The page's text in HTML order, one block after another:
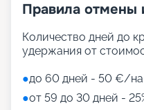
Правила отмены
Количество дней до
удержания от
●до 60 дней - 50 €/
●от 59 до 30 дней -